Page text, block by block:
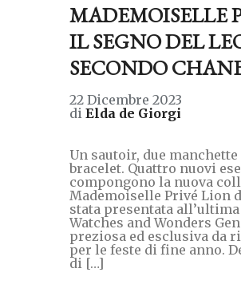
MADEMOISELLE
IL SEGNO DEL
SECONDO
22 Dicembre 2023
di Elda de Giorgi
Un sautoir, due
bracelet. Quattro nuovi
compongono la nuova
Mademoiselle Privé Lion
stata presentata
Watches and Wonders
preziosa ed esclusiva da
per le feste di fine anno.
di […]